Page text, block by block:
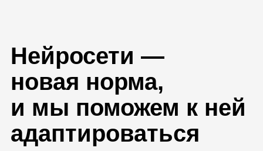
используют ИИ
в работе
На бонусном курсе «AI‑помощники
аналоги» вы узнаете, как с помощью